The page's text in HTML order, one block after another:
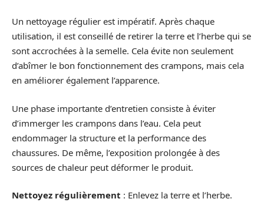
Un nettoyage régulier est impératif. Après chaque
utilisation, il est conseillé de retirer la terre et l’herbe qui se
sont accrochées à la semelle. Cela évite non seulement
d’abîmer le bon fonctionnement des crampons, mais cela
en améliorer également l’apparence.
Une phase importante d’entretien consiste à éviter
d’immerger les crampons dans l’eau. Cela peut
endommager la structure et la performance des
chaussures. De même, l’exposition prolongée à des
sources de chaleur peut déformer le produit.
Nettoyez régulièrement : Enlevez la terre et l’herbe.